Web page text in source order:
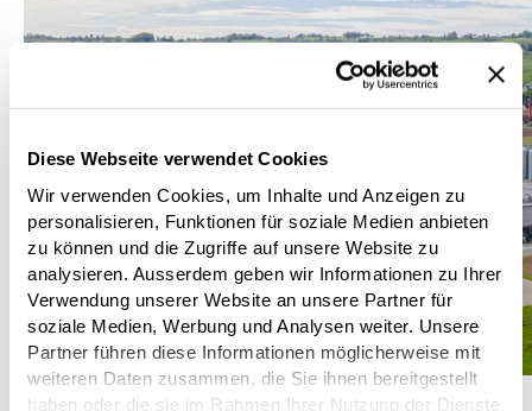
Diese Webseite verwendet Cookies
Wir verwenden Cookies, um Inhalte und Anzeigen zu
personalisieren, Funktionen für soziale Medien anbieten
zu können und die Zugriffe auf unsere Website zu
analysieren. Ausserdem geben wir Informationen zu Ihrer
Verwendung unserer Website an unsere Partner für
soziale Medien, Werbung und Analysen weiter. Unsere
Partner führen diese Informationen möglicherweise mit
weiteren Daten zusammen, die Sie ihnen bereitgestellt
haben oder die sie im Rahmen Ihrer Nutzung der Dienste